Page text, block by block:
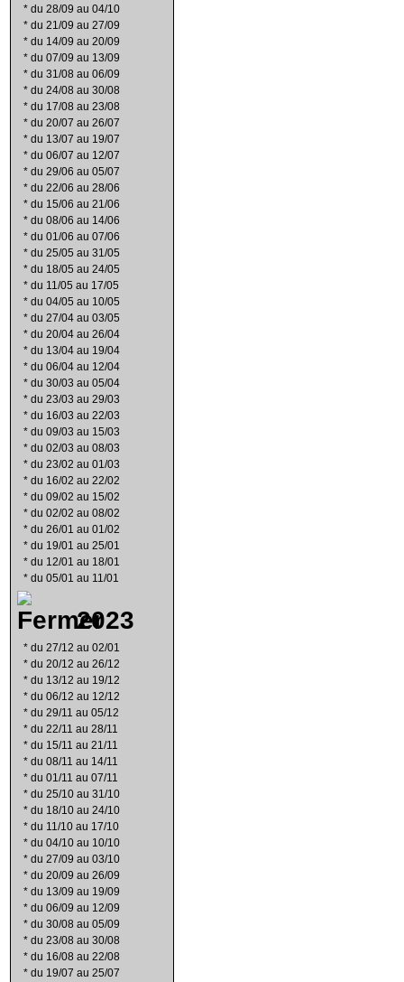
* du 28/09 au 04/10
* du 21/09 au 27/09
* du 14/09 au 20/09
* du 07/09 au 13/09
* du 31/08 au 06/09
* du 24/08 au 30/08
* du 17/08 au 23/08
* du 20/07 au 26/07
* du 13/07 au 19/07
* du 06/07 au 12/07
* du 29/06 au 05/07
* du 22/06 au 28/06
* du 15/06 au 21/06
* du 08/06 au 14/06
* du 01/06 au 07/06
* du 25/05 au 31/05
* du 18/05 au 24/05
* du 11/05 au 17/05
* du 04/05 au 10/05
* du 27/04 au 03/05
* du 20/04 au 26/04
* du 13/04 au 19/04
* du 06/04 au 12/04
* du 30/03 au 05/04
* du 23/03 au 29/03
* du 16/03 au 22/03
* du 09/03 au 15/03
* du 02/03 au 08/03
* du 23/02 au 01/03
* du 16/02 au 22/02
* du 09/02 au 15/02
* du 02/02 au 08/02
* du 26/01 au 01/02
* du 19/01 au 25/01
* du 12/01 au 18/01
* du 05/01 au 11/01
2023
* du 27/12 au 02/01
* du 20/12 au 26/12
* du 13/12 au 19/12
* du 06/12 au 12/12
* du 29/11 au 05/12
* du 22/11 au 28/11
* du 15/11 au 21/11
* du 08/11 au 14/11
* du 01/11 au 07/11
* du 25/10 au 31/10
* du 18/10 au 24/10
* du 11/10 au 17/10
* du 04/10 au 10/10
* du 27/09 au 03/10
* du 20/09 au 26/09
* du 13/09 au 19/09
* du 06/09 au 12/09
* du 30/08 au 05/09
* du 23/08 au 30/08
* du 16/08 au 22/08
* du 19/07 au 25/07